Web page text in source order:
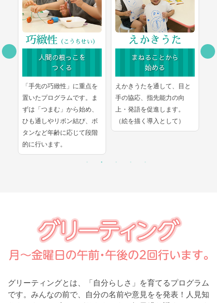
巧緻性 （こうちせい）
人間の根っこを
つくる
「手先の巧緻性」に重点を
置いたプログラムです。ま
ずは「つまむ」から始め、
ひも通しやリボン結び、ボ
タンなど年齢に応じて段階
的に行います。
えかきうた
まねることから
始める
えかきうたを通して、目と
手の協応、指先能力の向
上・発語を促進します。
（絵を描く導入として）
グリーティングとは、「自分らしさ」を育てるプログラム
です。みんなの前で、自分の名前や意見をを発表！人見知